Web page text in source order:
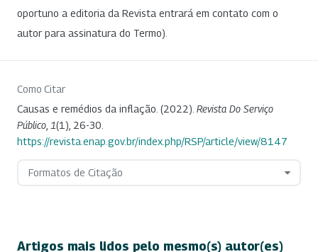
oportuno a editoria da Revista entrará em contato com o
autor para assinatura do Termo).
Como Citar
Causas e remédios da inflação. (2022). Revista Do Serviço
Público 1(1), 26-30.
https://revista.enap.gov.br/index.php/RSP/article/view/8147
Formatos de Citação
Artigos mais lidos pelo mesmo(s) autor(es)